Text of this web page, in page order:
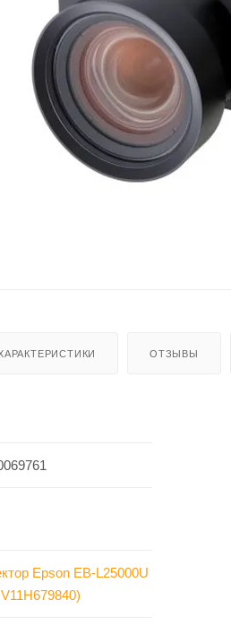
ОТЗЫВЫ
Epson EB-L25000U
V11H679840)